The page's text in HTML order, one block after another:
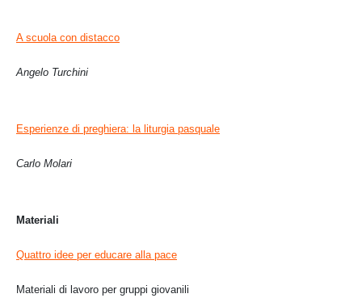
A scuola con distacco
Angelo Turchini
Esperienze di preghiera: la liturgia pasquale
Carlo Molari
Materiali
Quattro idee per educare alla pace
Materiali di lavoro per gruppi giovanili